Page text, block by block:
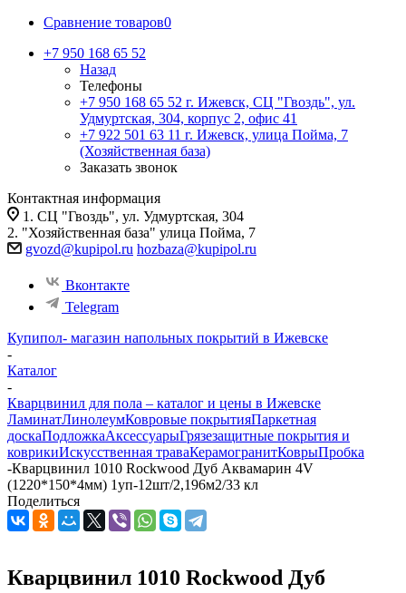
Сравнение товаров0
+7 950 168 65 52
Назад
Телефоны
+7 950 168 65 52 г. Ижевск, СЦ "Гвоздь", ул.
Удмуртская, 304, корпус 2, офис 41
+7 922 501 63 11 г. Ижевск, улица Пойма, 7
(Хозяйственная база)
Заказать звонок
Контактная информация
1. СЦ "Гвоздь", ул. Удмуртская, 304
2. "Хозяйственная база" улица Пойма, 7
gvozd@kupipol.ru hozbaza@kupipol.ru
Вконтакте
Telegram
Купипол- магазин напольных покрытий в Ижевске
-
Каталог
-
Кварцвинил для пола – каталог и цены в Ижевске
ЛаминатЛинолеумКовровые покрытияПаркетная
доскаПодложкаАксессуарыГрязезащитные покрытия и
коврикиИскусственная траваКерамогранитКоврыПробка
-Кварцвинил 1010 Rockwood Дуб Аквамарин 4V
(1220*150*4мм) 1уп-12шт/2,196м2/33 кл
Поделиться
Кварцвинил 1010 Rockwood Дуб